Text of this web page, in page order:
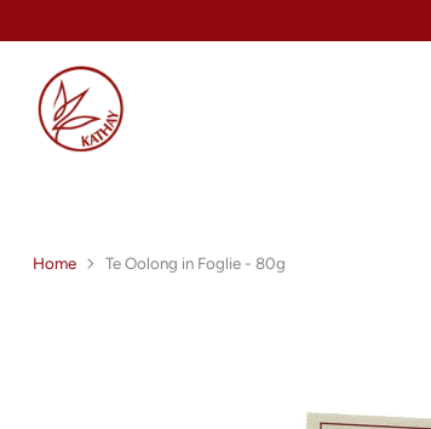
Home Te Oolong in Foglie - 80g